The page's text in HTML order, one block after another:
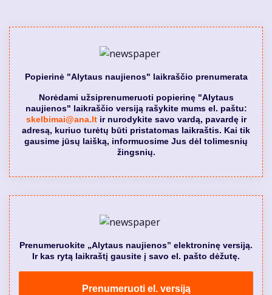
Popierinė "Alytaus naujienos" laikraščio prenumerata
Norėdami užsiprenumeruoti popierinę "Alytaus
naujienos" laikraščio versiją rašykite mums el. paštu:
skelbimai@ana.ltir nurodykite savo vardą, pavardę ir
adresą, kuriuo turėtų būti pristatomas laikraštis. Kai tik
gausime jūsų laišką, informuosime Jus dėl tolimesnių
žingsnių.
Prenumeruokite „Alytaus naujienos” elektroninę versiją.
Ir kas rytą laikraštį gausite į savo el. pašto dėžutę.
Prenumeruoti el. versiją